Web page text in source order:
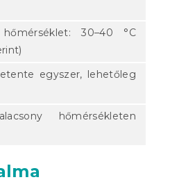
30–40 °C
egyszer, lehetőleg
hőmérsékleten